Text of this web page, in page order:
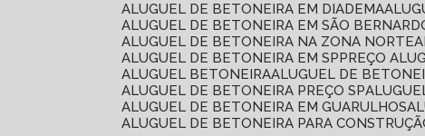
ALUGUEL DE BETONEIRA EM DIADEMA
ALUGUEL DE BETONEIRA EM SÃO
ALUGUEL DE BETONEIRA NA ZONA NORTE
ALUGUEL DE BETONEIRA EM SP
PREÇO
ALUGUEL BETONEIRA ALUGUEL DE
ALUGUEL DE BETONEIRA PREÇO SP
ALUGUEL DE BETONEIRA EM GUARULHOS
ALUGUEL DE BETONEIRA PARA